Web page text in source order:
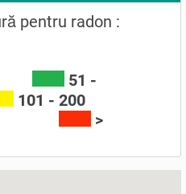
pentru radon :
51 -
101 - 200
>